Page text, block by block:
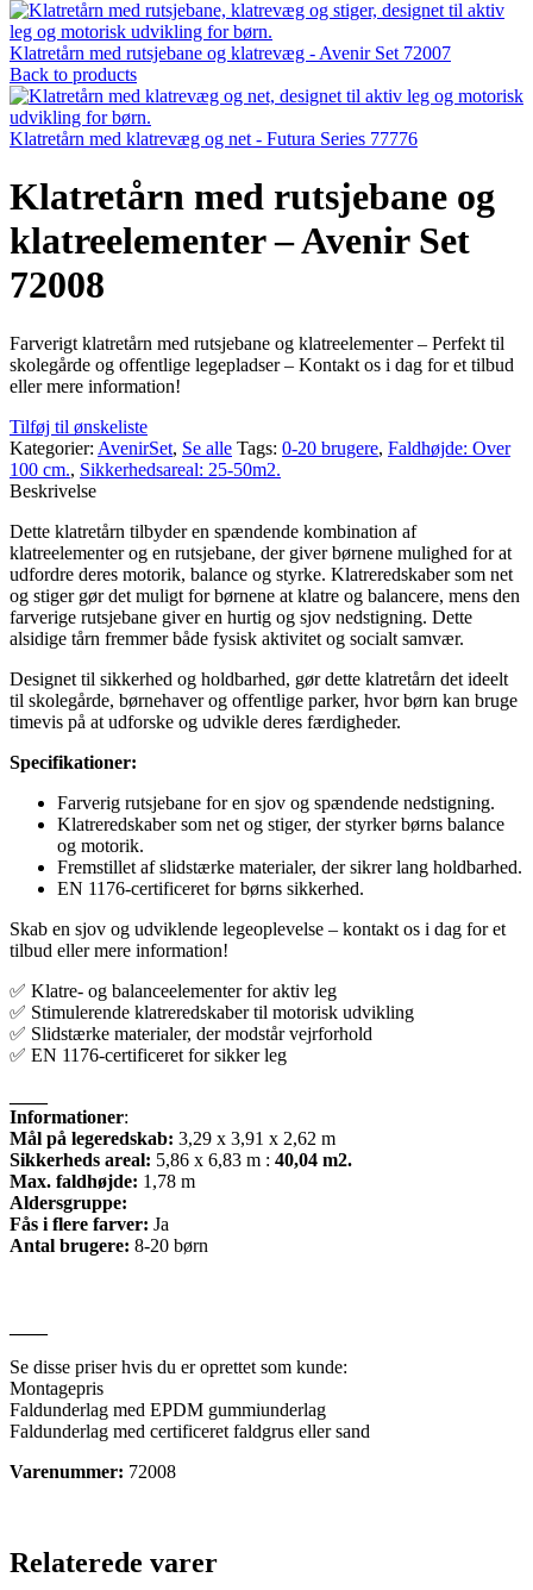
Klatretårn med rutsjebane og klatrevæg - Avenir Set 72007
Back to products
Klatretårn med klatrevæg og net - Futura Series 77776
Klatretårn med rutsjebane og
klatreelementer – Avenir Set
72008
Farverigt klatretårn med rutsjebane og klatreelementer – Perfekt til
skolegårde og offentlige legepladser – Kontakt os i dag for et tilbud
eller mere information!
Tilføj til ønskeliste
Kategorier: AvenirSet, Se alle Tags: 0-20 brugere, Faldhøjde: Over
100 cm., Sikkerhedsareal: 25-50m2.
Beskrivelse
Dette klatretårn tilbyder en spændende kombination af
klatreelementer og en rutsjebane, der giver børnene mulighed for at
udfordre deres motorik, balance og styrke. Klatreredskaber som net
og stiger gør det muligt for børnene at klatre og balancere, mens den
farverige rutsjebane giver en hurtig og sjov nedstigning. Dette
alsidige tårn fremmer både fysisk aktivitet og socialt samvær.
Designet til sikkerhed og holdbarhed, gør dette klatretårn det ideelt
til skolegårde, børnehaver og offentlige parker, hvor børn kan bruge
timevis på at udforske og udvikle deres færdigheder.
Specifikationer:
Farverig rutsjebane for en sjov og spændende nedstigning.
Klatreredskaber som net og stiger, der styrker børns balance
og motorik.
Fremstillet af slidstærke materialer, der sikrer lang holdbarhed.
EN 1176-certificeret for børns sikkerhed.
Skab en sjov og udviklende legeoplevelse – kontakt os i dag for et
tilbud eller mere information!
✅ Klatre- og balanceelementer for aktiv leg
✅ Stimulerende klatreredskaber til motorisk udvikling
✅ Slidstærke materialer, der modstår vejrforhold
✅ EN 1176-certificeret for sikker leg
Informationer:
Mål på legeredskab: 3,29 x 3,91 x 2,62 m
Sikkerheds areal: 5,86 x 6,83 m : 40,04 m2.
Max. faldhøjde: 1,78 m
Aldersgruppe:
Fås i flere farver: Ja
Antal brugere: 8-20 børn
Se disse priser hvis du er oprettet som kunde:
Montagepris
Faldunderlag med EPDM gummiunderlag
Faldunderlag med certificeret faldgrus eller sand
Varenummer: 72008
Relaterede varer